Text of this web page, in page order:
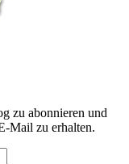
zu abonnieren und
Mail zu erhalten.